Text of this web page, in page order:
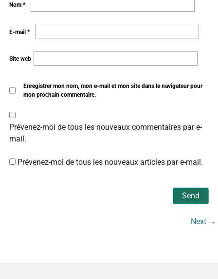
Nom *
E-mail *
Site web
Enregistrer mon nom, mon e-mail et mon site dans le navigateur pour
mon prochain commentaire.
Prévenez-moi de tous les nouveaux commentaires par e-
mail.
Prévenez-moi de tous les nouveaux articles par e-mail.
Next →